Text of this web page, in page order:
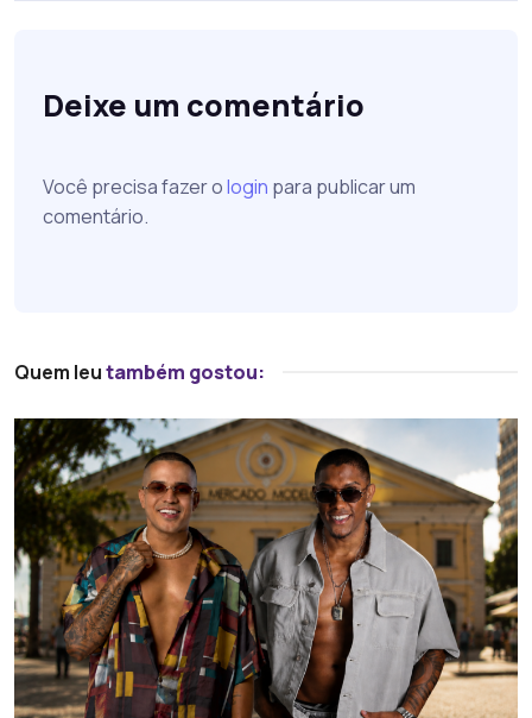
Deixe um comentário
Você precisa fazer ologin para publicar um
comentário.
Quem leutambém gostou: